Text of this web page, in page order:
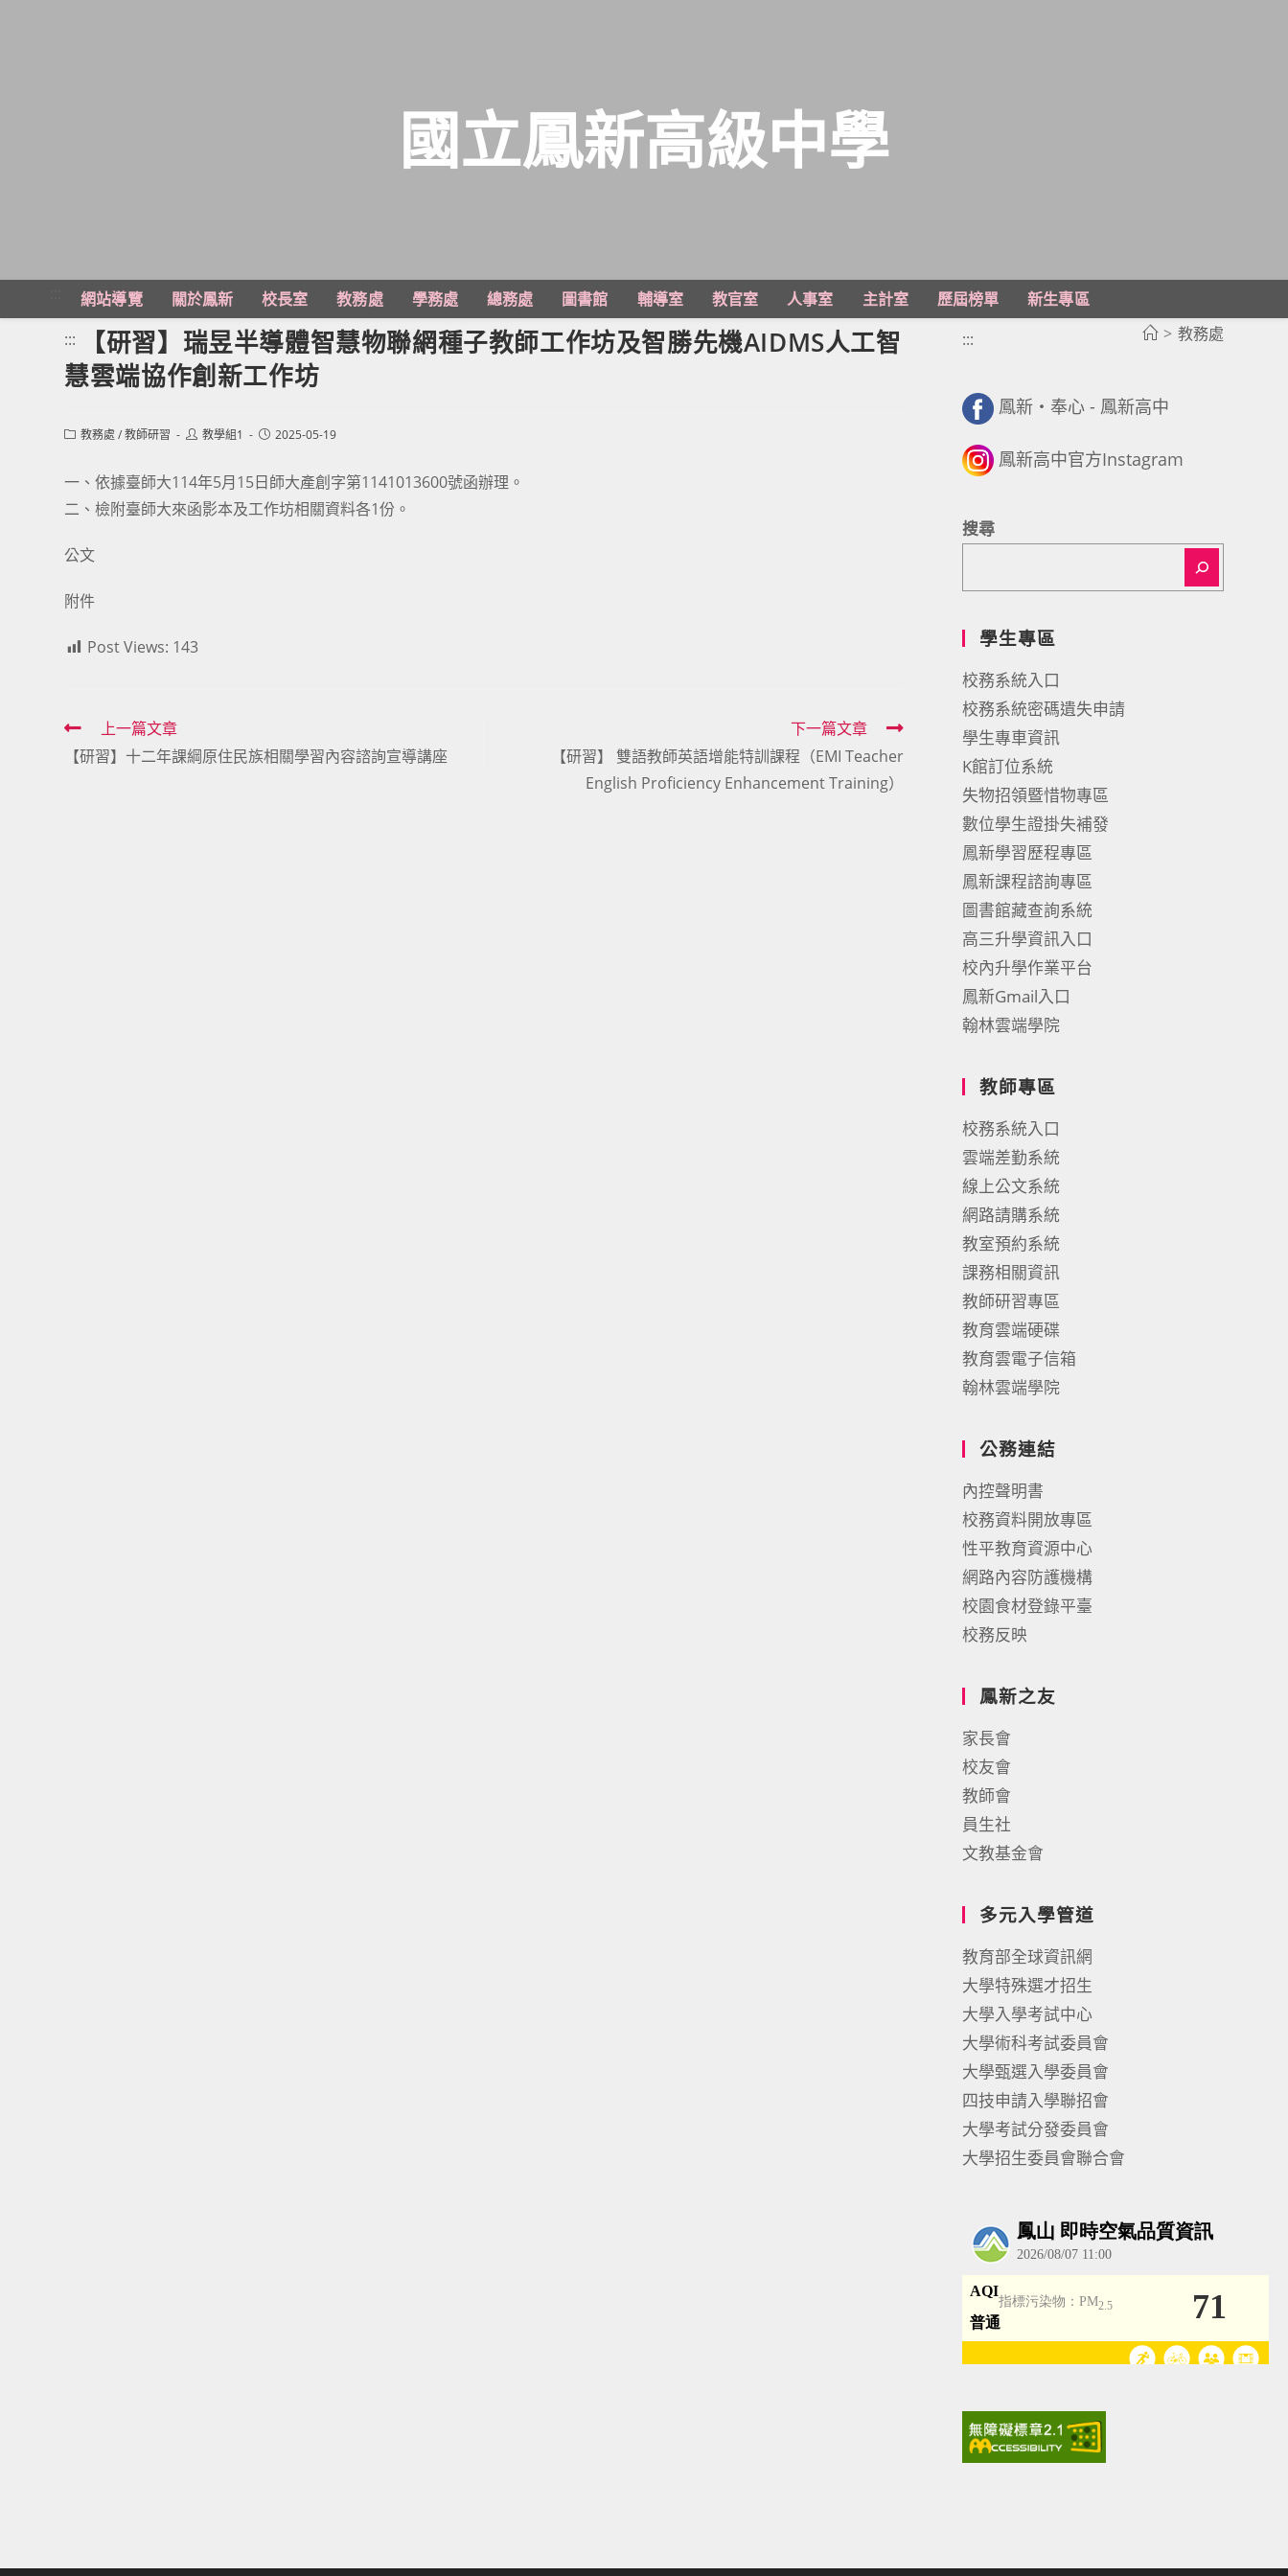
主
國立鳳新高級中學
網站導覽 關於鳳新 校長室 教務處 學務處 總務處 圖書館 輔導室 教官室 人事室 主計室 歷屆榜單
新生專區
> 教務處
:::
【研習】瑞昱半導體智慧物聯網種子教師工作坊及智勝先機AIDMS人工智
慧雲端協作創新工作坊
Post教務處 /教師研習
Post教學組1
Post2025-05-19
一、依據臺師大114年5月15日師大產創字第1141013600號函辦理。
二、檢附臺師大來函影本及工作坊相關資料各1份。
公文
附件
Post Views: 143
Read
more
上一篇文章
【研習】十二年課綱原住民族相關學習內容諮詢宣導講座
下一篇文章
【研習】 雙語教師英語增能特訓課程（EMI Teacher
English Proficiency Enhancement Training）
:::
鳳新・奉心 - 鳳新高中
鳳新高中官方Instagram
搜尋
學生專區
校務系統入口
校務系統密碼遺失申請
學生專車資訊
K館訂位系統
失物招領暨惜物專區
數位學生證掛失補發
鳳新學習歷程專區
鳳新課程諮詢專區
圖書館藏查詢系統
高三升學資訊入口
校內升學作業平台
鳳新Gmail入口
翰林雲端學院
教師專區
校務系統入口
雲端差勤系統
線上公文系統
網路請購系統
教室預約系統
課務相關資訊
教師研習專區
教育雲端硬碟
教育雲電子信箱
翰林雲端學院
公務連結
內控聲明書
校務資料開放專區
性平教育資源中心
網路內容防護機構
校園食材登錄平臺
校務反映
鳳新之友
家長會
校友會
教師會
員生社
文教基金會
多元入學管道
教育部全球資訊網
大學特殊選才招生
大學入學考試中心
大學術科考試委員會
大學甄選入學委員會
四技申請入學聯招會
大學考試分發委員會
大學招生委員會聯合會